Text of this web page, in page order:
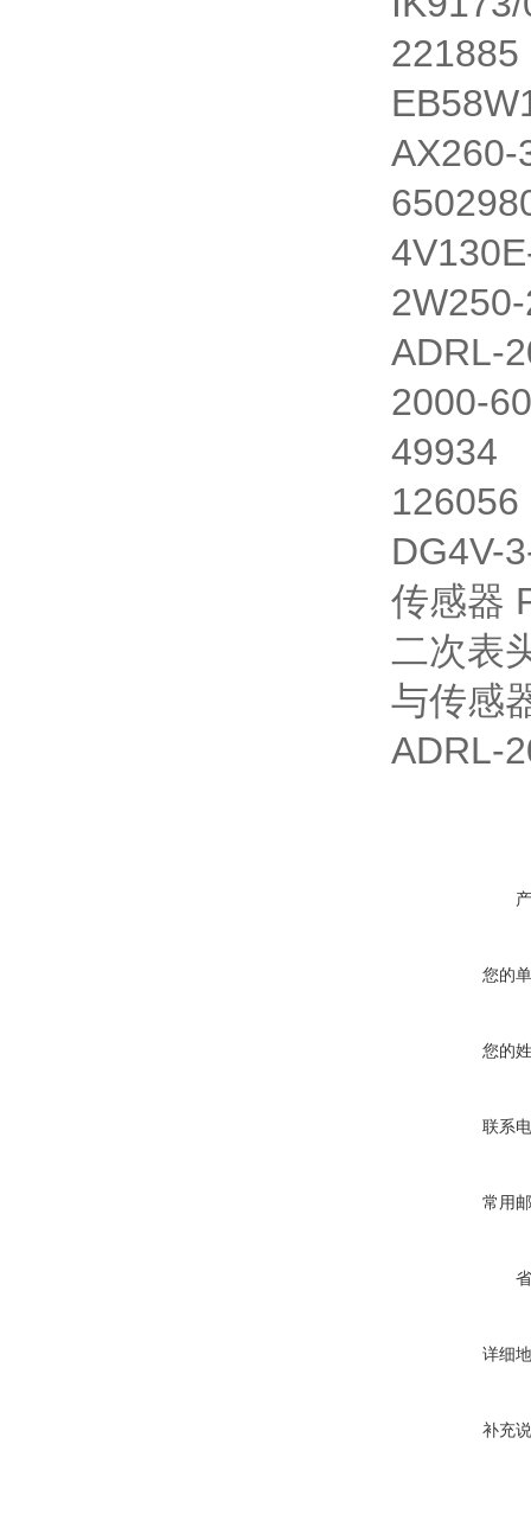
221885
AX260-
ADRL-
2000-
49934
126056
DG4V-
传感器
二次表
与传感
ADRL-
您的
您的
联系
常用
详细
补充